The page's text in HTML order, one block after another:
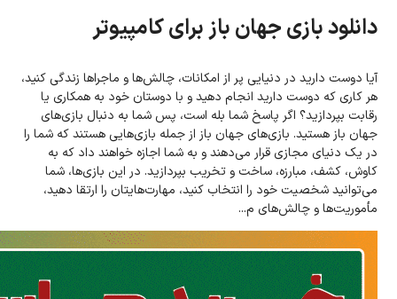
کتاب
وبلاگ
جهت دریافت آخرین اخبار و اطلاعات ما را در کانال رسمی دانلود در
بله دنبال کنید (ورود)
موسیقی
دانلود بازی جهان باز برای کامپیوتر
آیا دوست دارید در دنیایی پر از امکانات، چالش‌ها و ماجراها زندگی کنید،
هر کاری که دوست دارید انجام دهید و با دوستان خود به همکاری یا
رقابت بپردازید؟ اگر پاسخ شما بله است، پس شما به دنبال بازی‌های
جهان باز هستید. بازی‌های جهان باز از جمله بازی‌هایی هستند که شما را
در یک دنیای مجازی قرار می‌دهند و به شما اجازه خواهند داد که به
کاوش، کشف، مبارزه، ساخت و تخریب بپردازید. در این بازی‌ها، شما
می‌توانید شخصیت خود را انتخاب کنید، مهارت‌هایتان را ارتقا دهید،
مأموریت‌ها و چالش‌های م...